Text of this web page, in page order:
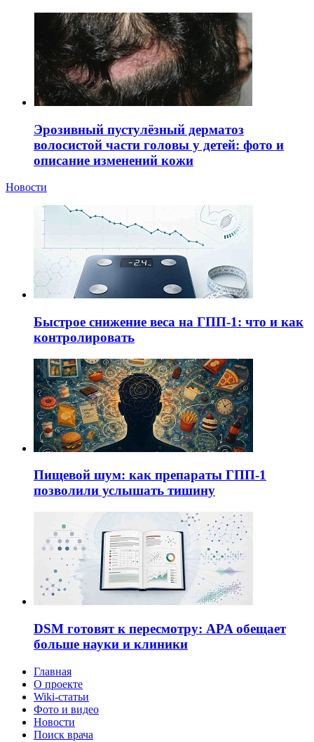
Эрозивный пустулёзный дерматоз
волосистой части головы у детей: фото и
описание изменений кожи
Новости
Быстрое снижение веса на ГПП-1: что и как
контролировать
Пищевой шум: как препараты ГПП-1
позволили услышать тишину
DSM готовят к пересмотру: APA обещает
больше науки и клиники
Главная
О проекте
Wiki-статьи
Фото и видео
Новости
Поиск врача